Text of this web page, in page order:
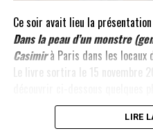
chronique du
SUJETS ABORDÉS : DANIEL
Yves Brunier : son livre «
(gentil), ma vie avec et
Ce soir avait lieu la présentation
Dans la peau d’un monstre
Casimirà Paris dans les locaux
Le livre sortira le 15 novembre
LIRE